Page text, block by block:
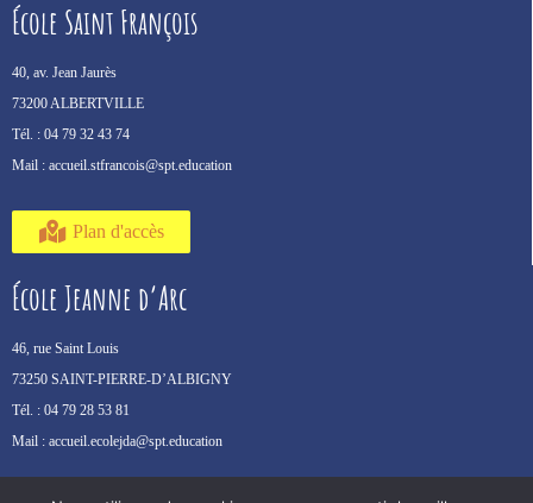
École Saint François
40, av. Jean Jaurès
73200 ALBERTVILLE
Tél. : 04 79 32 43 74
Mail : accueil.stfrancois@spt.education
Plan d'accès
École Jeanne d’Arc
46, rue Saint Louis
73250 SAINT-PIERRE-D’ALBIGNY
Tél. : 04 79 28 53 81
Mail : accueil.ecolejda@spt.education